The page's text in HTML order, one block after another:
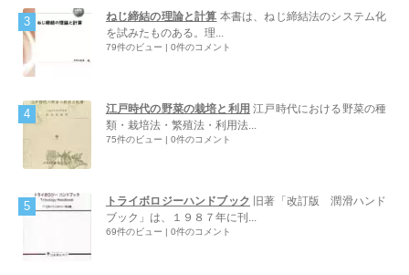
ねじ締結の理論と計算 本書は、ねじ締結法のシステム化
を試みたものある。理...
79件のビュー | 0件のコメント
江戸時代の野菜の栽培と利用 江戸時代における野菜の種
類・栽培法・繁殖法・利用法...
75件のビュー | 0件のコメント
トライボロジーハンドブック 旧著「改訂版 潤滑ハンド
ブック」は、１９８７年に刊...
69件のビュー | 0件のコメント